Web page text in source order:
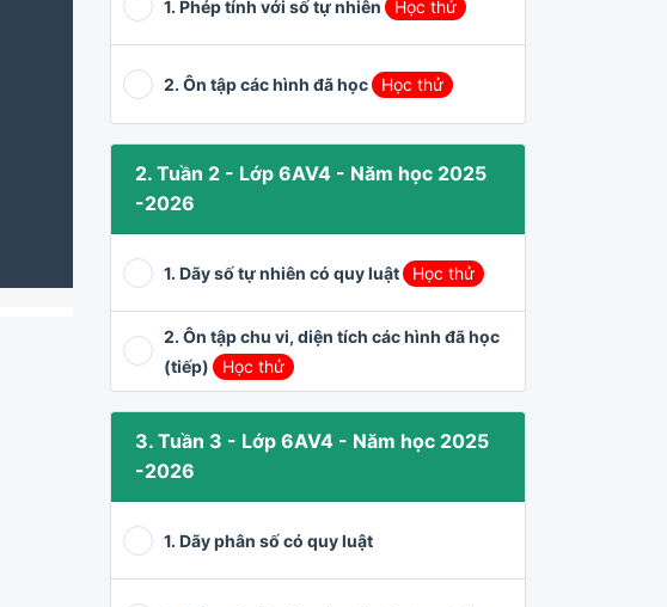
1. Phép tính với số tự nhiên Học thử
2. Ôn tập các hình đã học Học thử
2. Tuần 2 - Lớp 6AV4 - Năm học 2025
-2026
1. Dãy số tự nhiên có quy luật Học thử
2. Ôn tập chu vi, diện tích các hình đã học
(tiếp)
Học thử
3. Tuần 3 - Lớp 6AV4 - Năm học 2025
-2026
1. Dãy phân số có quy luật